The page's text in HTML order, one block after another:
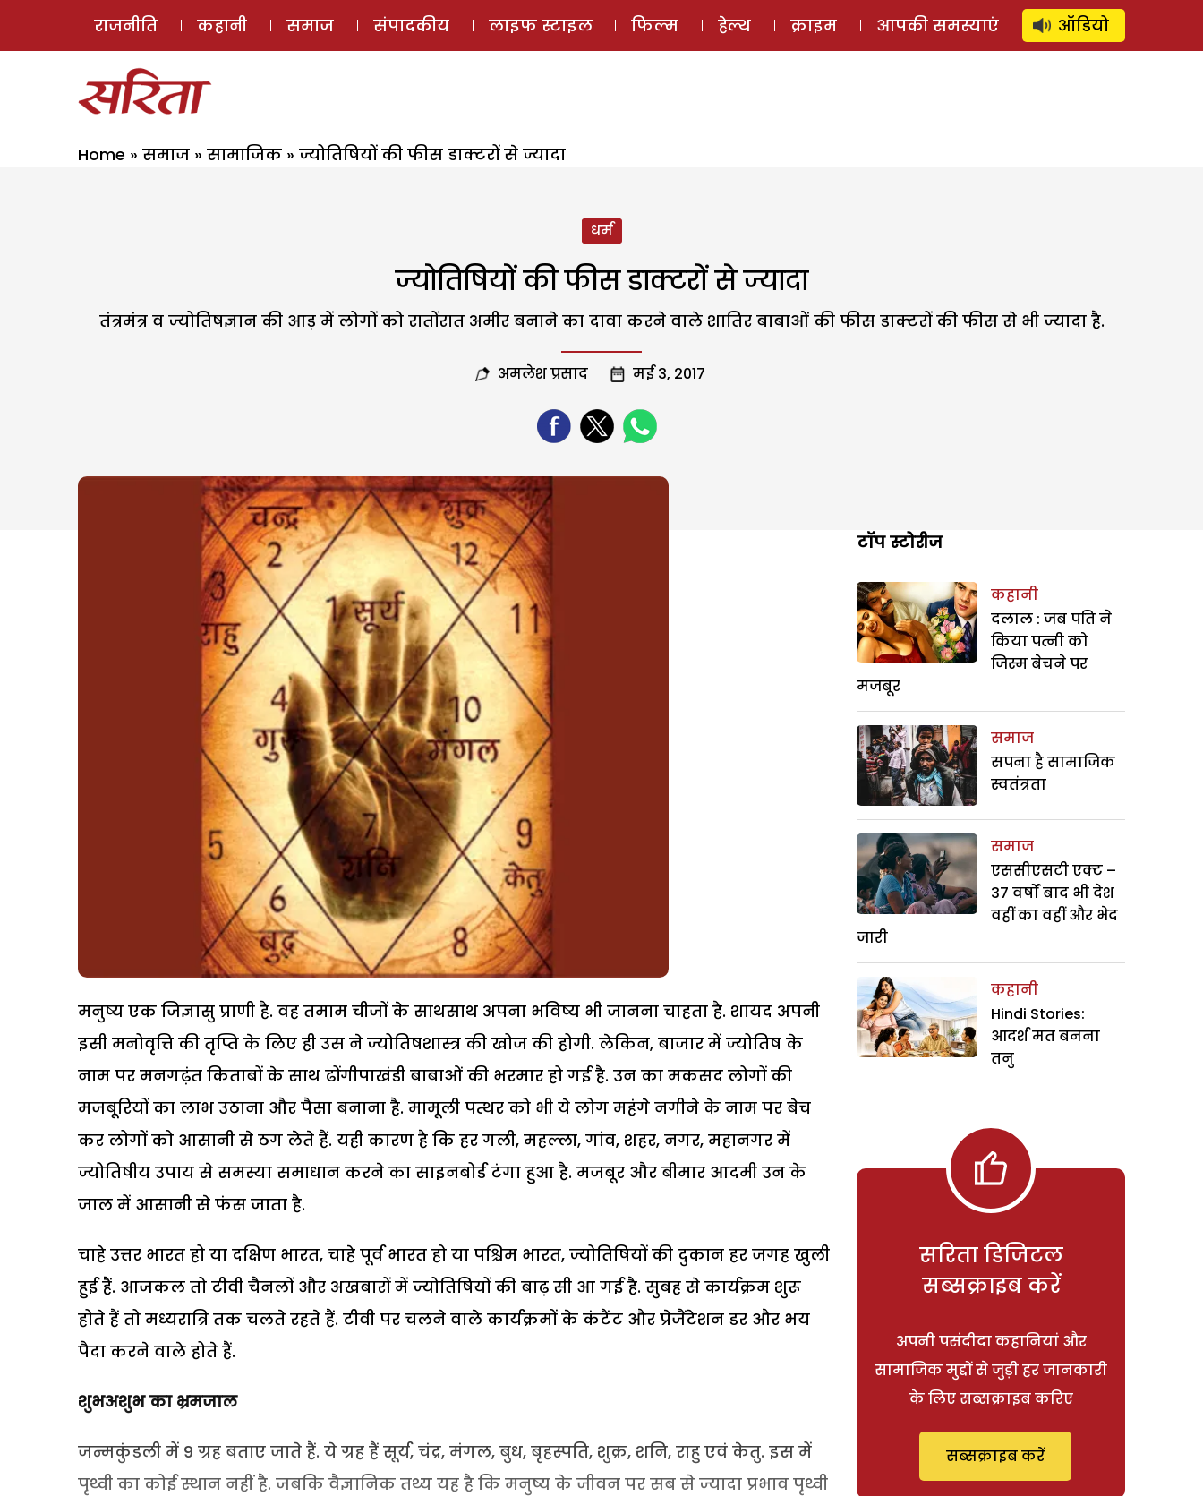
ई-मैगज़ीन ऑडियो स्टोरी लॉग इन ⚲ SUBSCRIBE
राजनीति कहानी समाज संपादकीय लाइफ स्टाइल फिल्म हेल्थ क्राइम आपकी समस्याएं ऑडियो
Home » समाज » सामाजिक » ज्योतिषियों की फीस डाक्टरों से ज्यादा
धर्म
ज्योतिषियों की फीस डाक्टरों से ज्यादा
तंत्रमंत्र व ज्योतिषज्ञान की आड़ में लोगों को रातोंरात अमीर बनाने का दावा करने वाले शातिर बाबाओं की फीस डाक्टरों की फीस से भी ज्यादा है.
अमलेश प्रसाद मई 3, 2017
मनुष्य एक जिज्ञासु प्राणी है. वह तमाम चीजों के साथसाथ अपना भविष्य भी जानना चाहता है. शायद अपनी
इसी मनोवृत्ति की तृप्ति के लिए ही उस ने ज्योतिषशास्त्र की खोज की होगी. लेकिन, बाजार में ज्योतिष के
नाम पर मनगढ़ंत किताबों के साथ ढोंगीपाखंडी बाबाओं की भरमार हो गई है. उन का मकसद लोगों की
मजबूरियों का लाभ उठाना और पैसा बनाना है. मामूली पत्थर को भी ये लोग महंगे नगीने के नाम पर बेच
कर लोगों को आसानी से ठग लेते हैं. यही कारण है कि हर गली, महल्ला, गांव, शहर, नगर, महानगर में
ज्योतिषीय उपाय से समस्या समाधान करने का साइनबोर्ड टंगा हुआ है. मजबूर और बीमार आदमी उन के
जाल में आसानी से फंस जाता है.
चाहे उत्तर भारत हो या दक्षिण भारत, चाहे पूर्व भारत हो या पश्चिम भारत, ज्योतिषियों की दुकान हर जगह खुली
हुई हैं. आजकल तो टीवी चैनलों और अखबारों में ज्योतिषियों की बाढ़ सी आ गई है. सुबह से कार्यक्रम शुरू
होते हैं तो मध्यरात्रि तक चलते रहते हैं. टीवी पर चलने वाले कार्यक्रमों के कंटैंट और प्रेजैंटेशन डर और भय
पैदा करने वाले होते हैं.
शुभअशुभ का भ्रमजाल
जन्मकुंडली में 9 ग्रह बताए जाते हैं. ये ग्रह हैं सूर्य, चंद्र, मंगल, बुध, बृहस्पति, शुक्र, शनि, राहु एवं केतु. इस में
पृथ्वी का कोई स्थान नहीं है. जबकि वैज्ञानिक तथ्य यह है कि मनुष्य के जीवन पर सब से ज्यादा प्रभाव पृथ्वी
टॉप स्टोरीज
कहानी
दलाल : जब पति ने
किया पत्नी को
जिस्म बेचने पर
मजबूर
समाज
सपना है सामाजिक
स्वतंत्रता
समाज
एससीएसटी एक्ट –
37 वर्षों बाद भी देश
वहीं का वहीं और भेद
जारी
कहानी
Hindi Stories:
आदर्श मत बनना
तनु
सरिता डिजिटल
सब्सक्राइब करें
अपनी पसंदीदा कहानियां और
सामाजिक मुद्दों से जुड़ी हर जानकारी
के लिए सब्सक्राइब करिए
सब्सक्राइब करें